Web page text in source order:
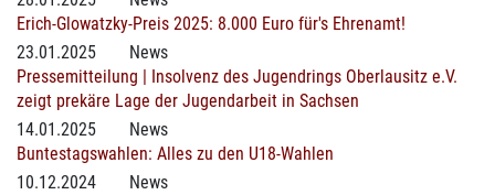
Erich-Glowatzky-Preis 2025: 8.000 Euro für's Ehrenamt!
23.01.2025
News
Pressemitteilung | Insolvenz des Jugendrings Oberlausitz e.V.
zeigt prekäre Lage der Jugendarbeit in Sachsen
14.01.2025
News
Buntestagswahlen: Alles zu den U18-Wahlen
10.12.2024
News